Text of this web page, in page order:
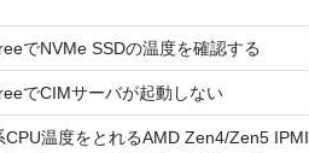
でNVMe SSDの温度を確認する
でCIMサーバが起動しない
CPU温度をとれるAMD Zen4/Zen5 IPMI